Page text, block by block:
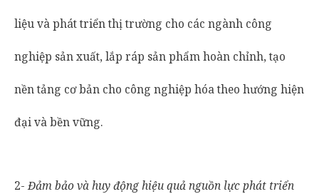
liệu và phát triển thị trường cho các ngành công
nghiệp sản xuất, lắp ráp sản phẩm hoàn chỉnh, tạo
nền tảng cơ bản cho công nghiệp hóa theo hướng hiện
đại và bền vững.
2-Đảm bảo và huy động hiệu quả nguồn lực phát triển